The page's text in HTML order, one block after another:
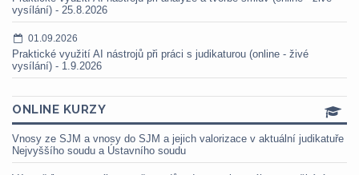
vysílání) - 25.8.2026
01.09.2026
Praktické využití AI nástrojů při práci s judikaturou (online - živé
vysílání) - 1.9.2026
ONLINE KURZY
Vnosy ze SJM a vnosy do SJM a jejich valorizace v aktuální judikatuře
Nejvyššího soudu a Ústavního soudu